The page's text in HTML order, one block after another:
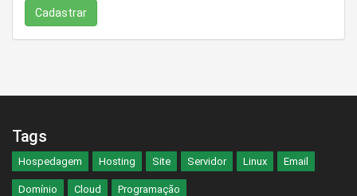
Tags
Hospedagem Hosting Site Servidor Linux Email
Domínio Cloud Programação